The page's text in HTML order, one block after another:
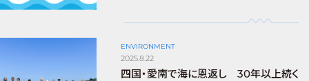
ENVIRONMENT
2025.8.22
四国・愛南で海に恩返し 30年以上続く